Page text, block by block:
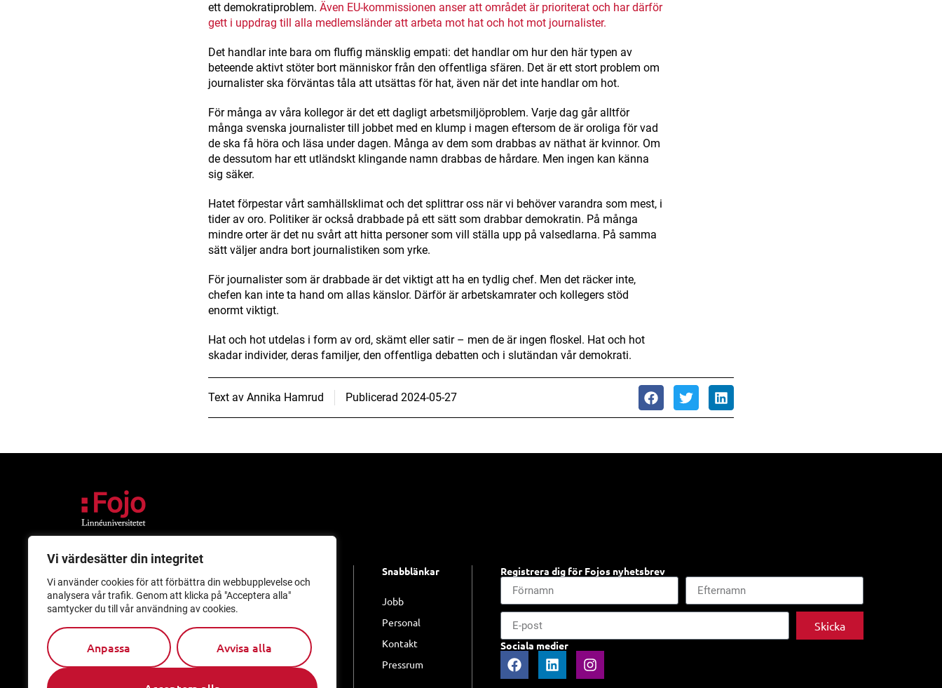
Vi värdesätter din integritet
Vi använder cookies för att förbättra din webbupplevelse och
analysera vår trafik. Genom att klicka på "Acceptera alla"
samtycker du till vår användning av cookies.
Anpassa Avvisa alla
ett demokratiproblem. Även EU-kommissionen anser att området är prioriterat och har därför
gett i uppdrag till alla medlemsländer att arbeta mot hat och hot mot journalister.
Det handlar inte bara om fluffig mänsklig empati: det handlar om hur den här typen av
beteende aktivt stöter bort människor från den offentliga sfären. Det är ett stort problem om
journalister ska förväntas tåla att utsättas för hat, även när det inte handlar om hot.
För många av våra kollegor är det ett dagligt arbetsmiljöproblem. Varje dag går alltför
många svenska journalister till jobbet med en klump i magen eftersom de är oroliga för vad
de ska få höra och läsa under dagen. Många av dem som drabbas av näthat är kvinnor. Om
de dessutom har ett utländskt klingande namn drabbas de hårdare. Men ingen kan känna
sig säker.
Hatet förpestar vårt samhällsklimat och det splittrar oss när vi behöver varandra som mest, i
tider av oro. Politiker är också drabbade på ett sätt som drabbar demokratin. På många
mindre orter är det nu svårt att hitta personer som vill ställa upp på valsedlarna. På samma
sätt väljer andra bort journalistiken som yrke.
För journalister som är drabbade är det viktigt att ha en tydlig chef. Men det räcker inte,
chefen kan inte ta hand om allas känslor. Därför är arbetskamrater och kollegers stöd
enormt viktigt.
Hat och hot utdelas i form av ord, skämt eller satir – men de är ingen floskel. Hat och hot
skadar individer, deras familjer, den offentliga debatten och i slutändan vår demokrati.
Text av Annika Hamrud Publicerad 2024-05-27
Universitetskajen
Pedalstråket 11
Kalmar
Helio
Medieinstitutet Fojo
Linnéuniversitetet
391 82 Kalmar
Medieinstitutet Fojo
111 30 Stockholm
Snabblänkar
Jobb
Personal
Kontakt
Pressrum
Registrera dig för Fojos nyhetsbrev
Skicka
Sociala medier